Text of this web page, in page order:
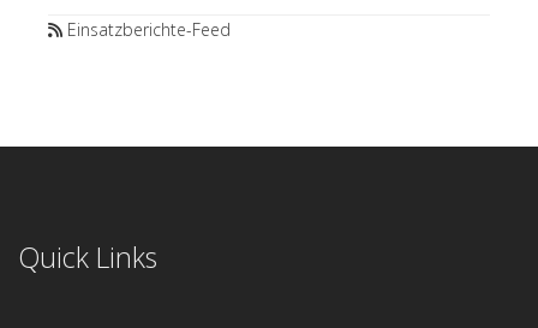
Einsatzberichte-Feed
Quick Links